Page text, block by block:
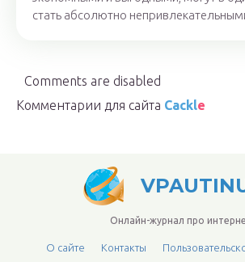
стать абсолютно
Comments are disabled
Комментарии для сайта Cackle
Онлайн-журнал про
О сайте Контакты